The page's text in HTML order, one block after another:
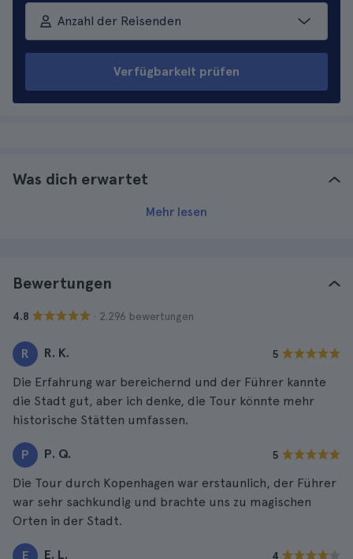
Anzahl der Reisenden
Verfügbarkeit prüfen
Was dich erwartet
Mehr lesen
Bewertungen
4.8 · 2.296 bewertungen
R R. K. 5
Die Erfahrung war bereichernd und der Führer kannte
die Stadt gut, aber ich denke, die Tour könnte mehr
historische Stätten umfassen.
P P. Q. 5
Die Tour durch Kopenhagen war erstaunlich, der Führer
war sehr sachkundig und brachte uns zu magischen
Orten in der Stadt.
E E. L. 4